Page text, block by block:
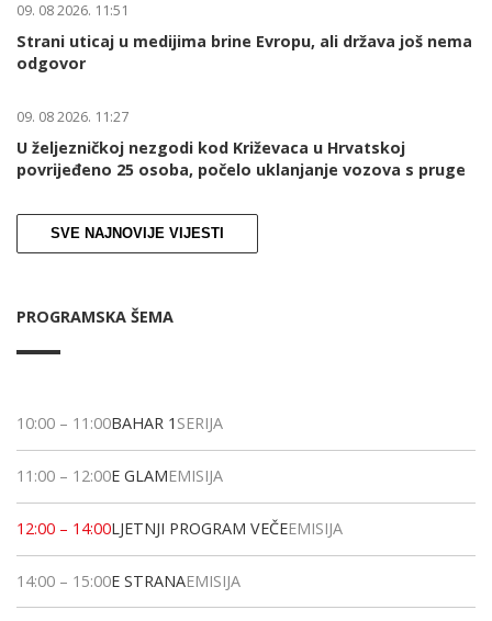
09. 08 2026. 11:51
Strani uticaj u medijima brine Evropu, ali država još nema
odgovor
09. 08 2026. 11:27
U željezničkoj nezgodi kod Križevaca u Hrvatskoj
povrijeđeno 25 osoba, počelo uklanjanje vozova s pruge
SVE NAJNOVIJE VIJESTI
PROGRAMSKA ŠEMA
10:00 – 11:00BAHAR 1 SERIJA
11:00 – 12:00E GLAMEMISIJA
12:00 – 14:00LJETNJI PROGRAM VEČEEMISIJA
14:00 – 15:00E STRANAEMISIJA